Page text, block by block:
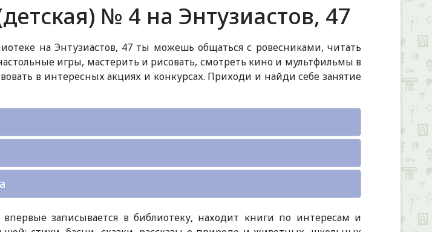
№ 4 на Энтузиастов, 47
на Энтузиастов, 47 ты можешь общаться с ровесниками, читать
игры, мастерить и рисовать, смотреть кино и мультфильмы в
в интересных акциях и конкурсах. Приходи и найди себе занятие
впервые записывается в библиотеку, находит книги по интересам и